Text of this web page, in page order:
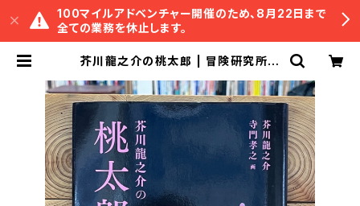
100マイルアドベンチャー開催のため、8月22日まで
全ての業務を休止します。
芥川龍之介の桃太郎 | 冒険研究所書